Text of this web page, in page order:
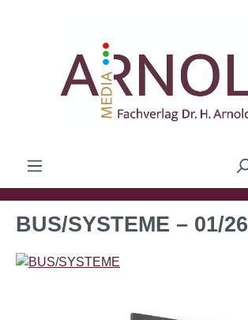
BUS/SYSTEME – 01/26
Bildergalerie überspringen